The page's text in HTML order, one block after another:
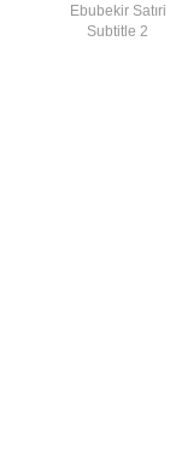
Ebubekir Satıri
Subtitle 2